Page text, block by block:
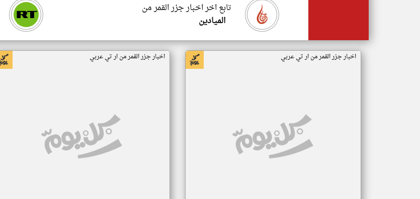
تابع اخر اخبار جزر القمر من
الميادين
اخبار جزر القمر من ار تي عربي اخبار جزر القمر من ار تي عربي